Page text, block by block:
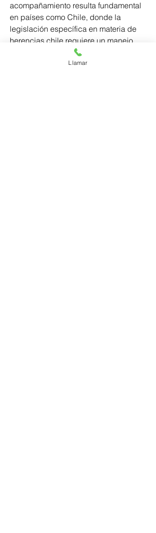
acompañamiento resulta fundamental
en países como Chile, donde la
legislación específica en materia de
herencias chile requiere un manejo
experto para evitar complicaciones.
Además de su experiencia en la
Llamar